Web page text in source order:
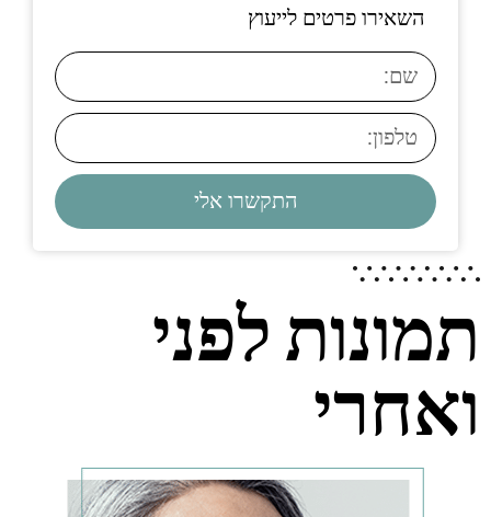
השאירו פרטים לייעוץ
התקשרו אלי
תמונות לפני
ואחרי